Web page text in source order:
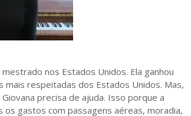
nos Estados Unidos. Ela ganhou
mais respeitadas dos Estados Unidos. Mas,
precisa de ajuda. Isso porque a
gastos com passagens aéreas, moradia,